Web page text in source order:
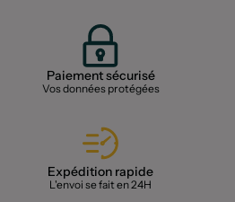
Paiement sécurisé
Vos données protégées
Expédition rapide
L'envoi se fait en 24H